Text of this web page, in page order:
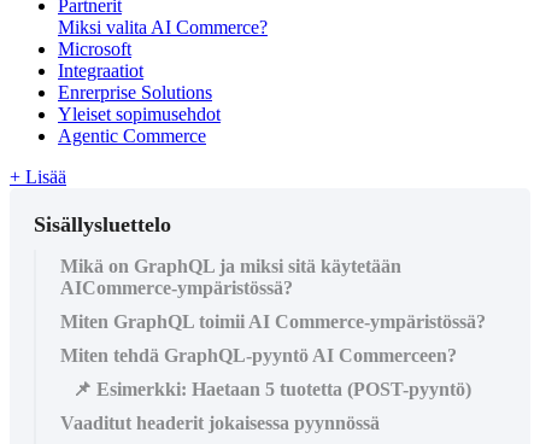
Partnerit
Miksi valita AI Commerce?
Microsoft
Integraatiot
Enrerprise Solutions
Yleiset sopimusehdot
Agentic Commerce
+ Lisää
Sisällysluettelo
Mikä on GraphQL ja miksi sitä käytetään
AICommerce-ympäristössä?
Miten GraphQL toimii AI Commerce-ympäristössä?
Miten tehdä GraphQL-pyyntö AI Commerceen?
📌 Esimerkki: Haetaan 5 tuotetta (POST-pyyntö)
Vaaditut headerit jokaisessa pyynnössä